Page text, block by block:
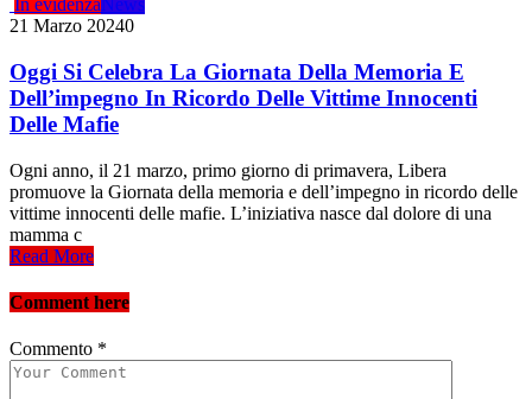
In evidenzaNews
21 Marzo 20240
Oggi Si Celebra La Giornata Della Memoria E
Dell’impegno In Ricordo Delle Vittime Innocenti
Delle Mafie
Ogni anno, il 21 marzo, primo giorno di primavera, Libera
promuove la Giornata della memoria e dell’impegno in ricordo delle
vittime innocenti delle mafie. L’iniziativa nasce dal dolore di una
mamma c
Read More
Comment here
Commento *